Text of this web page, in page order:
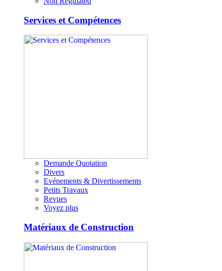
Services et Compétences
Demande Quotation
Divers
Evénements & Divertissements
Petits Travaux
Revues
Voyez plus
Matériaux de Construction